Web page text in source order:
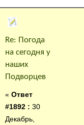
Re: Погода
на сегодня у
наших
Подворцев
« Ответ
#1892 : 30
Декабрь,